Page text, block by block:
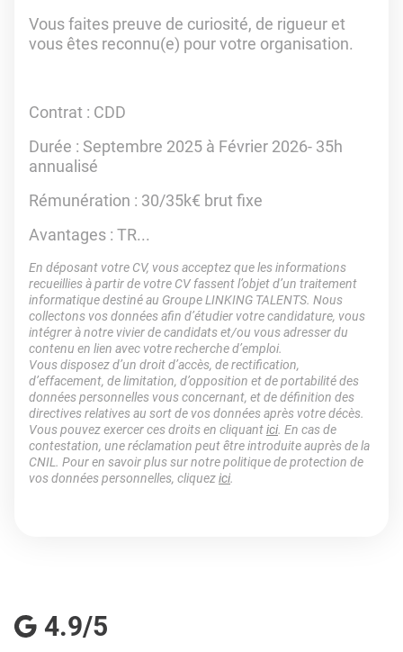
Vous faites preuve de curiosité, de rigueur et
vous êtes reconnu(e) pour votre organisation.
Contrat : CDD
Durée : Septembre 2025 à Février 2026- 35h
annualisé
Rémunération : 30/35k€ brut fixe
Avantages : TR...
En déposant votre CV, vous acceptez que les informations
recueillies à partir de votre CV fassent l’objet d’un traitement
informatique destiné au Groupe LINKING TALENTS. Nous
collectons vos données afin d’étudier votre candidature, vous
intégrer à notre vivier de candidats et/ou vous adresser du
contenu en lien avec votre recherche d’emploi.
Vous disposez d’un droit d’accès, de rectification,
d’effacement, de limitation, d’opposition et de portabilité des
données personnelles vous concernant, et de définition des
directives relatives au sort de vos données après votre décès.
Vous pouvez exercer ces droits en cliquantici. En cas de
contestation, une réclamation peut être introduite auprès de la
CNIL. Pour en savoir plus sur notre politique de protection de
vos données personnelles, cliquezici.
4.9/5